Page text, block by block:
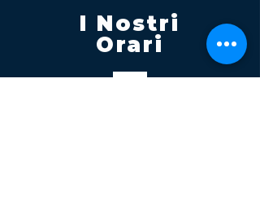
I Nostri
Orari